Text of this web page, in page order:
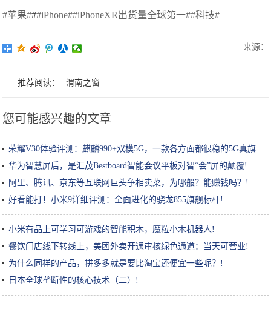
#苹果###iPhone##iPhoneXR出货量全球第一##科技#
来源：
推荐阅读： 渭南之窗
您可能感兴趣的文章
荣耀V30体验评测：麒麟990+双模5G，一款各方面都很稳的5G真旗
舰!
华为智慧屏后，是汇茂Bestboard智能会议平板对智“会”屏的颠覆!
阿里、腾讯、京东等互联网巨头争相卖菜，为哪般？能赚钱吗？!
好看能打！小米9详细评测：全面进化的骁龙855旗舰标杆!
小米有品上可学习可游戏的智能积木，魔粒小木机器人!
餐饮门店线下转线上，美团外卖开通审核绿色通道：当天可营业!
为什么同样的产品，拼多多就是要比淘宝还便宜一些呢？!
日本全球垄断性的核心技术（二）!